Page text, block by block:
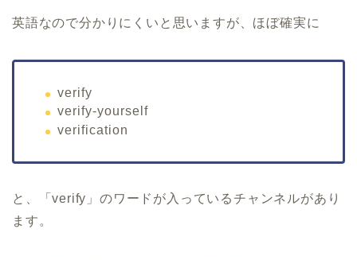
英語なので分かりにくいと思いますが、ほぼ確実に
verify
verify-yourself
verification
と、「verify」のワードが入っているチャンネルがあり
ます。